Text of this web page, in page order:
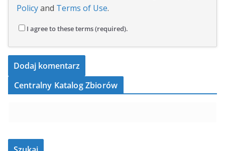
Policyand Terms of Use.
I agree to these terms (required).
Centralny Katalog Zbiorów